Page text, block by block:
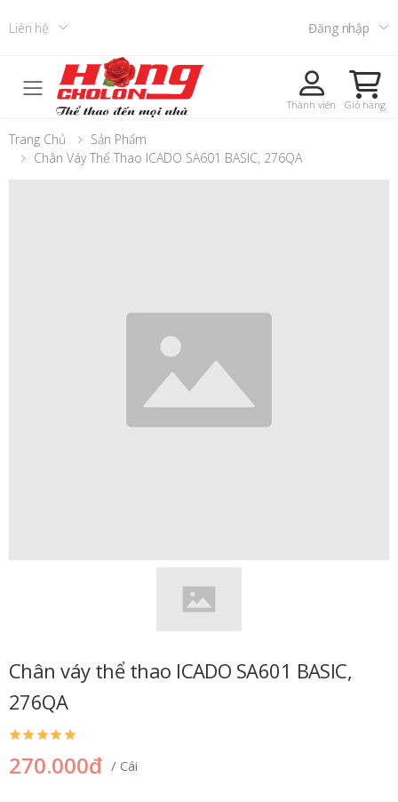
Liên hệ Đăng nhập
Toggle mobile menu Thành viên Giỏ hàng
Trang Chủ
Sản Phẩm
Chân Váy Thể Thao ICADO SA601 BASIC, 276QA
Chân váy thể thao ICADO SA601 BASIC,
276QA
270.000đ / Cái